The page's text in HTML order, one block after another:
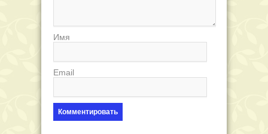
Имя
Email